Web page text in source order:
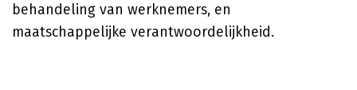
behandeling van werknemers, en
maatschappelijke verantwoordelijkheid.